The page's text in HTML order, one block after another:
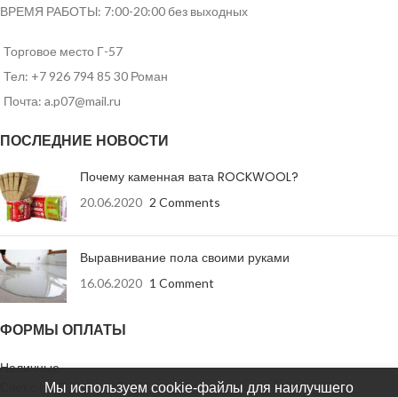
ВРЕМЯ РАБОТЫ: 7:00-20:00 без выходных
Торговое место Г-57
Тел: +7 926 794 85 30 Роман
Почта: a.p07@mail.ru
ПОСЛЕДНИЕ НОВОСТИ
Почему каменная вата ROCKWOOL?
20.06.2020 2 Comments
Выравнивание пола своими руками
16.06.2020 1 Comment
ФОРМЫ ОПЛАТЫ
Наличные
Счет с НДСМы используем cookie-файлы для наилучшего